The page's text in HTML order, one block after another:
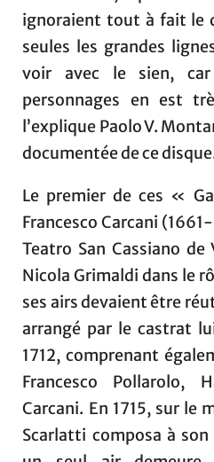
ignoraient tout à fait le
seules les grandes
voir avec le sien,
personnages en est
l’explique Paolo V.
documentée de ce
Le premier de ces «
Francesco Carcani
Teatro San Cassiano
Nicola Grimaldi dans le
ses airs devaient être
arrangé par le castrat
1712, comprenant
Francesco Pollarolo,
Carcani. En 1715, sur le
Scarlatti composa à